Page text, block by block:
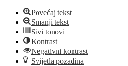
Povećaj tekst
Smanji tekst
Sivi tonovi
Kontrast
Negativni kontrast
Svijetla pozadina